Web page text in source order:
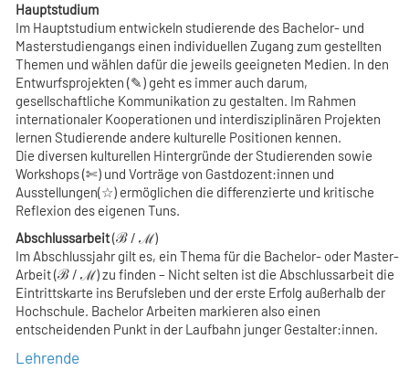
Hauptstudium
Im Hauptstudium entwickeln studierende des Bachelor- und
Masterstudiengangs einen individuellen Zugang zum gestellten
Themen und wählen dafür die jeweils geeigneten Medien. In den
Entwurfsprojekten (✎) geht es immer auch darum,
gesellschaftliche Kommunikation zu gestalten. Im Rahmen
internationaler Kooperationen und interdisziplinären Projekten
lernen Studierende andere kulturelle Positionen kennen.
Die diversen kulturellen Hintergründe der Studierenden sowie
Workshops (✄) und Vorträge von Gastdozent:innen und
Ausstellungen(☆) ermöglichen die differenzierte und kritische
Reflexion des eigenen Tuns.
Abschlussarbeit(ℬ / ℳ)
Im Abschlussjahr gilt es, ein Thema für die Bachelor- oder Master-
Arbeit (ℬ / ℳ) zu finden – Nicht selten ist die Abschlussarbeit die
Eintrittskarte ins Berufsleben und der erste Erfolg außerhalb der
Hochschule. Bachelor Arbeiten markieren also einen
entscheidenden Punkt in der Laufbahn junger Gestalter:innen.
Lehrende